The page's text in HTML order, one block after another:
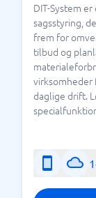
DIT-System
sagsstyring,
frem for
tilbud og
daglige drift.